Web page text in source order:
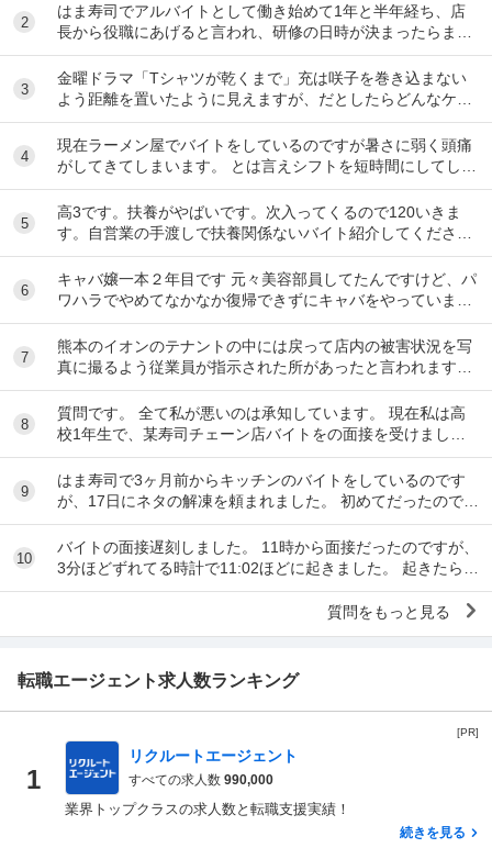
2
はま寿司でアルバイトとして働き始めて1年と半年経ち、店
長から役職にあげると言われ、研修の日時が決まったらまた
伝えると言われて1ヶ月が経ちました。 自分は心...
3
金曜ドラマ「Tシャツが乾くまで」充は咲子を巻き込まない
よう距離を置いたように見えますが、だとしたらどんなケー
スが考えられますか？ ①大恩人を一人で養わな...
4
現在ラーメン屋でバイトをしているのですが暑さに弱く頭痛
がしてきてしまいます。 とは言えシフトを短時間にしてしま
うとあまり稼げないのでバイトを変えたいと思っ...
5
高3です。扶養がやばいです。次入ってくるので120いきま
す。自営業の手渡しで扶養関係ないバイト紹介してくださ
い。大阪市です
6
キャバ嬢一本２年目です 元々美容部員してたんですけど、パ
ワハラでやめてなかなか復帰できずにキャバをやっています
昼間の仕事復帰したいのですが、またパワハラ...
7
熊本のイオンのテナントの中には戻って店内の被害状況を写
真に撮るよう従業員が指示された所があったと言われます。
事実ですか。テナント名は分かりますか。
8
質問です。 全て私が悪いのは承知しています。 現在私は高
校1年生で、某寿司チェーン店バイトをの面接を受けまし
た。面接をし、その場で採用をもらいました。そし...
9
はま寿司で3ヶ月前からキッチンのバイトをしているのです
が、17日にネタの解凍を頼まれました。 初めてだったのです
が、ネタを出し冷蔵庫にいれてる時に、こんな...
10
バイトの面接遅刻しました。 11時から面接だったのですが、
3分ほどずれてる時計で11:02ほどに起きました。 起きたらス
マホの充電が切れていて、とりあえ...
質問をもっと見る
転職エージェント求人数ランキング
[PR]
1
リクルートエージェント
すべての求人数 990,000
業界トップクラスの求人数と転職支援実績！
続きを見る